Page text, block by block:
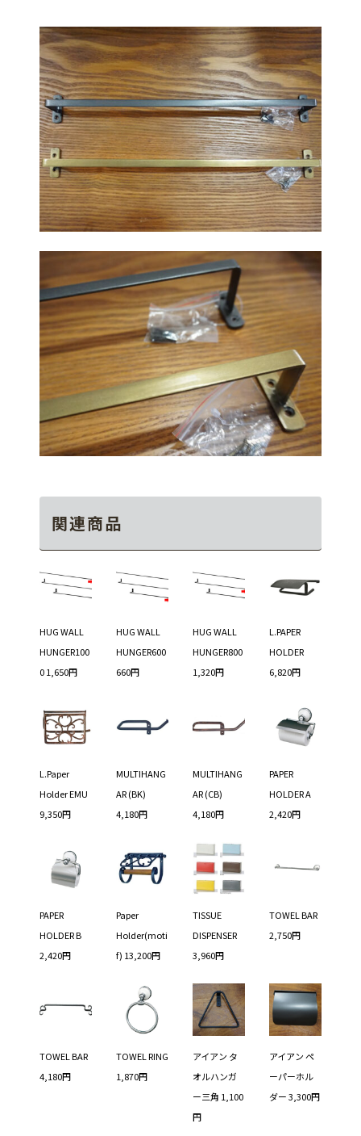
関連商品
HUG WALL
HUNGER100
0 1,650円
HUG WALL
HUNGER600
660円
HUG WALL
HUNGER800
1,320円
L.PAPER
HOLDER
6,820円
L.Paper
Holder EMU
9,350円
MULTIHANG
AR (BK)
4,180円
MULTIHANG
AR (CB)
4,180円
PAPER
HOLDER A
2,420円
PAPER
HOLDER B
2,420円
Paper
Holder(moti
f) 13,200円
TISSUE
DISPENSER
3,960円
TOWEL BAR
2,750円
TOWEL BAR
4,180円
TOWEL RING
1,870円
アイアン タ
オルハンガ
ー三角 1,100
円
アイアン ペ
ーパーホル
ダー 3,300円